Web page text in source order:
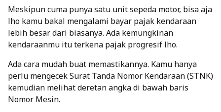
Meskipun cuma punya satu unit sepeda motor, bisa aja
lho kamu bakal mengalami bayar pajak kendaraan
lebih besar dari biasanya. Ada kemungkinan
kendaraanmu itu terkena pajak progresif lho.
Ada cara mudah buat memastikannya. Kamu hanya
perlu mengecek Surat Tanda Nomor Kendaraan (STNK)
kemudian melihat deretan angka di bawah baris
Nomor Mesin.